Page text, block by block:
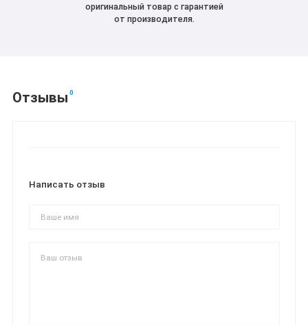
оригинальный товар с гарантией
от производителя.
Отзывы 0
Написать отзыв